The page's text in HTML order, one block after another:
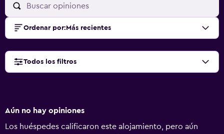
Ordenar por: Más recientes
Todos los filtros
Aún no hay opiniones
Los huéspedes calificaron este alojamiento, pero aún